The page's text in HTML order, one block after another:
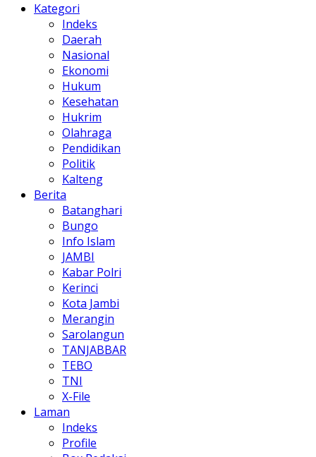
Kategori
Indeks
Daerah
Nasional
Ekonomi
Hukum
Kesehatan
Hukrim
Olahraga
Pendidikan
Politik
Kalteng
Berita
Batanghari
Bungo
Info Islam
JAMBI
Kabar Polri
Kerinci
Kota Jambi
Merangin
Sarolangun
TANJABBAR
TEBO
TNI
X-File
Laman
Indeks
Profile